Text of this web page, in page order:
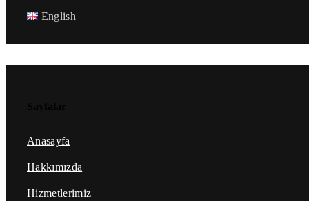
English
Anasayfa
Hakkımızda
Hizmetlerimiz